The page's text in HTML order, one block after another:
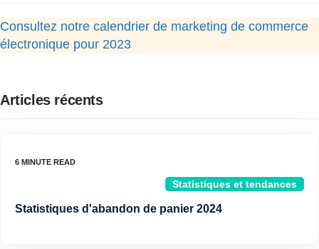
Consultez notre calendrier de marketing de commerce
électronique pour 2023
Articles récents
Statistiques et tendances
Statistiques d'abandon de panier 2024